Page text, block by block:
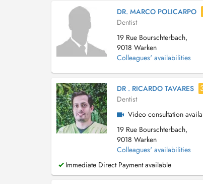
DR. MARCO POLICARPO
Dentist
19 Rue Bourschterbach,
9018 Warken
Colleagues' availabilities
DR . RICARDO TAVARES
Dentist
Video consultation
19 Rue Bourschterbach,
9018 Warken
Colleagues' availabilities
Immediate Direct Payment available